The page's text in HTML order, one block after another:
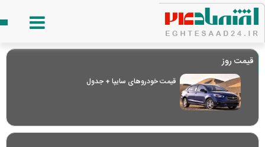
قیمت روز
قیمت خودرو‌های سایپا + جدول